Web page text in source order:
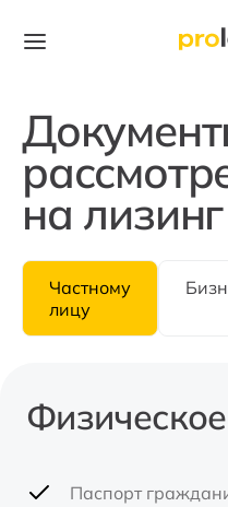
на лизинг
Частному
лицу
Паспорт